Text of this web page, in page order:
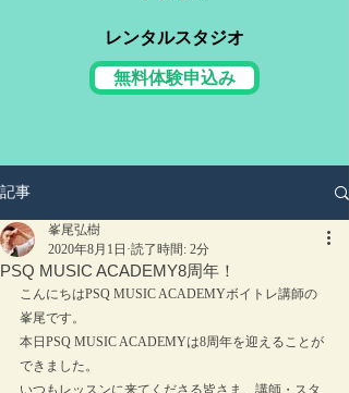
レンタルスタジオ
無料体験申込み
記事
PSQ MUSIC ACADEMY8周年！
峯尾弘樹
2020年8月1日 読了時間: 2分
こんにちはPSQ MUSIC ACADEMYボイトレ講師の
峯尾です。
本日PSQ MUSIC ACADEMYは8周年を迎えることが
できました。
いつもレッスンに来てくださる皆さま、講師・スタ